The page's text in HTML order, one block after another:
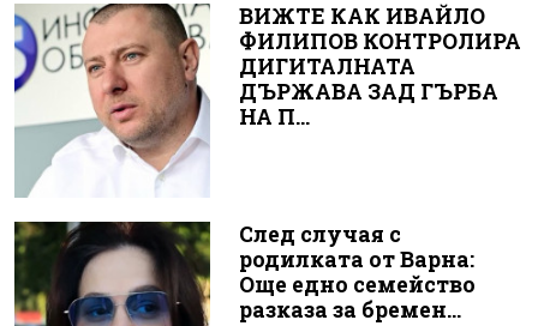
ВИЖТЕ КАК ИВАЙЛО
ФИЛИПОВ КОНТРОЛИРА
ДИГИТАЛНАТА
ДЪРЖАВА ЗАД ГЪРБА
НА П...
След случая с
родилката от Варна:
Още едно семейство
разказа за бремен...